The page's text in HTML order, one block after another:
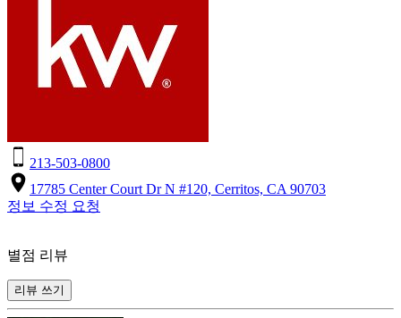
213-503-0800
17785 Center Court Dr N #120, Cerritos, CA 90703
정보 수정 요청
별점 리뷰
리뷰 쓰기